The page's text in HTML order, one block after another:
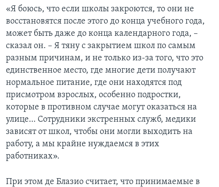
«Я боюсь, что если школы закроются, то они не
восстановятся после этого до конца учебного года,
может быть даже до конца календарного года, –
сказал он. – Я тяну с закрытием школ по самым
разным причинам, и не только из-за того, что это
единственное место, где многие дети получают
нормальное питание, где они находятся под
присмотром взрослых, особенно подростки,
которые в противном случае могут оказаться на
улице… Сотрудники экстренных служб, медики
зависят от школ, чтобы они могли выходить на
работу, а мы крайне нуждаемся в этих
работниках».
При этом де Блазио считает, что принимаемые в